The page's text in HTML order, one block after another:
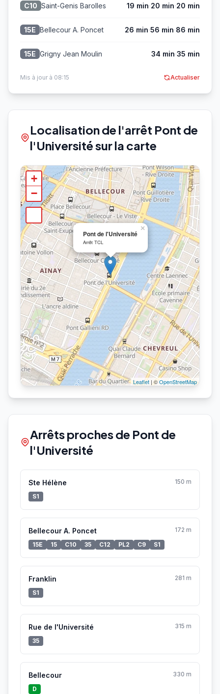
C10 Saint-Genis Barolles 19 min·20 min·20 min
15E Bellecour A. Poncet 26 min·56 min·86 min
15E Grigny Jean Moulin 34 min·35 min
Mis à jour à 08:15 Actualiser
Localisation de l'arrêt Pont de
l'Université sur la carte
Pont de l'Université
Arrêt TCL
×
+
−
Leaflet | ©OpenStreetMap
Arrêts proches de Pont de
l'Université
Ste Hélène
150 m
S1
Bellecour A. Poncet
172 m
15E
15 C10 35 C12 PL2 C9 S1
Franklin
281 m
S1
Rue de l'Université
315 m
35
Bellecour
330 m
D